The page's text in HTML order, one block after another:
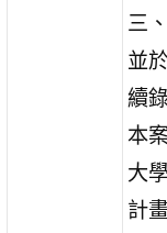
三
並
續
本
大
計